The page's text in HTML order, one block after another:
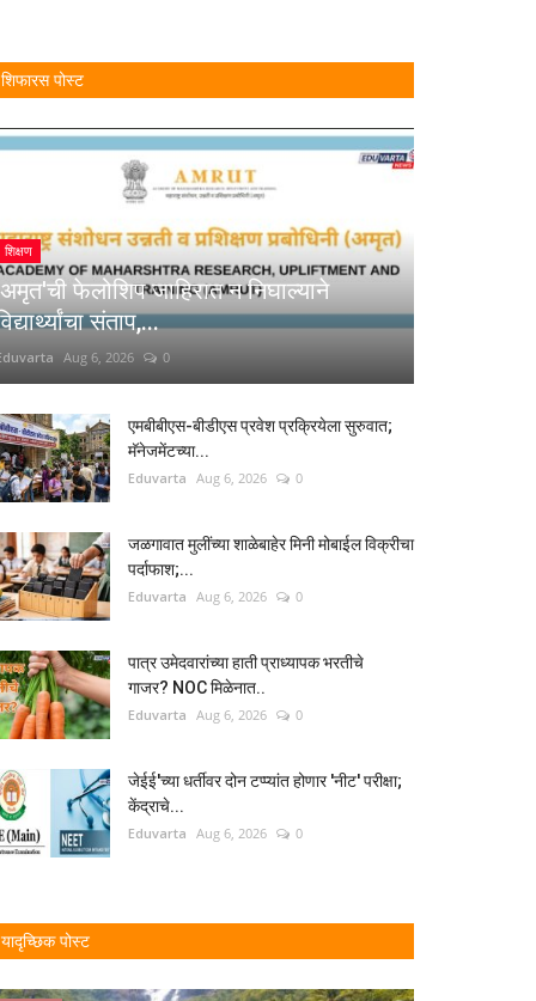
शिफारस पोस्ट
शिक्षण
फेलोशिप जाहिरात न निघाल्याने
संताप,...
Aug 6, 2026 0
एमबीबीएस-बीडीएस प्रवेश प्रक्रियेला सुरुवात;
मॅनेजमेंटच्या...
Eduvarta Aug 6, 2026 0
जळगावात मुलींच्या शाळेबाहेर मिनी मोबाईल विक्रीचा
पर्दाफाश;...
Eduvarta Aug 6, 2026 0
पात्र उमेदवारांच्या हाती प्राध्यापक भरतीचे
गाजर? NOC मिळेनात..
Eduvarta Aug 6, 2026 0
जेईई'च्या धर्तीवर दोन टप्प्यांत होणार 'नीट' परीक्षा;
केंद्राचे...
Eduvarta Aug 6, 2026 0
यादृच्छिक पोस्ट